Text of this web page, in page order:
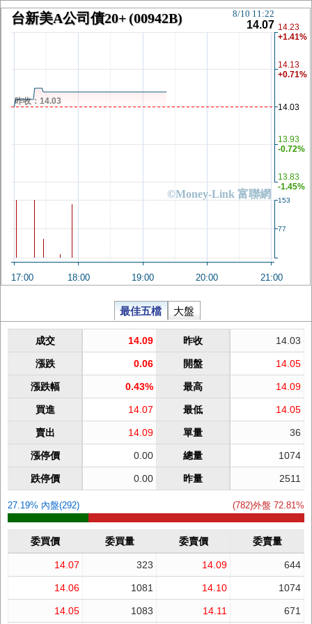
台新美A公司債20+(00942B)
©Money-Link 富聯網
8/10 11:22
14.07
昨收：14.03
17:00 18:00 19:00 20:00 21:00
13.83
-1.45%
13.93
-0.72%
14.03
14.13
+0.71%
14.23
+1.41%
77
153
最佳五檔 大盤
成交 14.09 昨收 14.03
漲跌 0.06 開盤 14.05
漲跌幅 0.43% 最高 14.09
買進 14.07 最低 14.05
賣出 14.09 單量 36
漲停價 0.00 總量 1074
跌停價 0.00 昨量 2511
27.19% 內盤(292) (782)外盤 72.81%
委買價 委買量 委賣價 委賣量
14.07 323 14.09 644
14.06 1081 14.10 1074
14.05 1083 14.11 671